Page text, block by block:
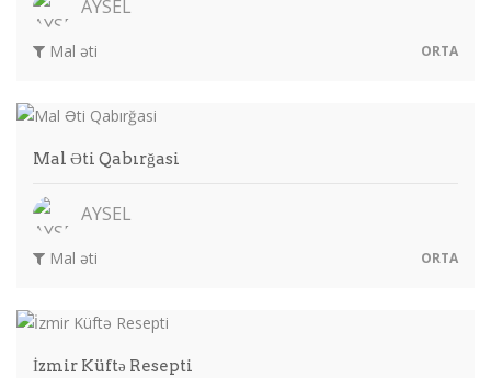
AYSEL
Mal əti ORTA
Mal Əti Qabırğasi
AYSEL
Mal əti ORTA
İzmir Küftə Resepti